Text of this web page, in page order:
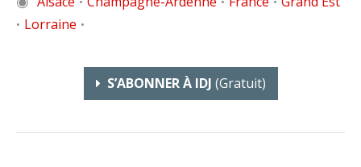
• Lorraine •
S’ABONNER À IDJ (gratuit)